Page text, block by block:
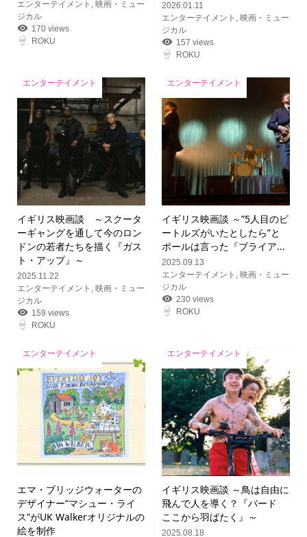
エンターテイメント , 映画・ミュー
ジカル
170 views
ROKU
2026.01.11
エンターテイメント , 映画・ミュー
ジカル
157 views
ROKU
エンターテイメント
イギリス映画談 ～スクータ
ーギャングを通して今のロン
ドンの若者たちを描く『ガス
ト・アップ』～
2025.11.22
エンターテイメント , 映画・ミュー
ジカル
159 views
ROKU
エンターテイメント
イギリス映画談 ～”5人目のビ
ートルズがいたとしたら”と
ポールは言った『ブライア...
2025.09.13
エンターテイメント , 映画・ミュー
ジカル
230 views
ROKU
エンターテイメント
エマ・ブリッジウォーターの
デザイナー“マシュー・ライ
ス”がUK Walkerオリジナルの
絵を制作
エンターテイメント
イギリス映画談 ～鳥は自由に
飛んで人を導く？『バード
ここから羽ばたく』～
2025.08.18